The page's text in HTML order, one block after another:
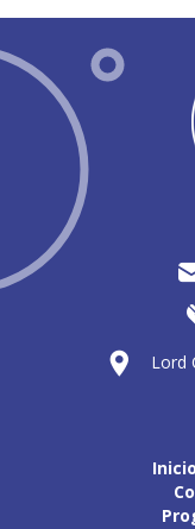
Lord
Inicio